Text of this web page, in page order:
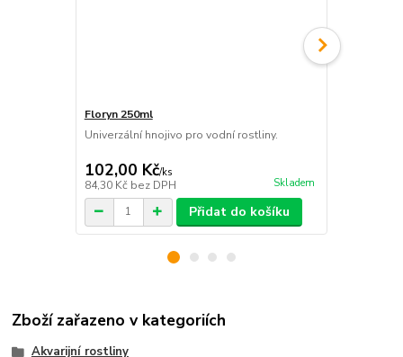
Floryn 250ml
Univerzální hnojivo pro vodní rostliny.
102,00 Kč/ks
84,30 Kč bez DPH Skladem
Přidat do košíku
Zboží zařazeno v kategoriích
Akvarijní rostliny